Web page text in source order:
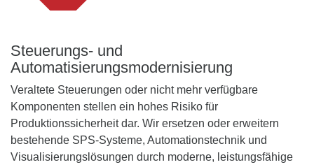
Steuerungs- und
Automatisierungsmodernisierung
Veraltete Steuerungen oder nicht mehr verfügbare
Komponenten stellen ein hohes Risiko für
Produktionssicherheit dar. Wir ersetzen oder erweitern
bestehende SPS-Systeme, Automationstechnik und
Visualisierungslösungen durch moderne, leistungsfähige